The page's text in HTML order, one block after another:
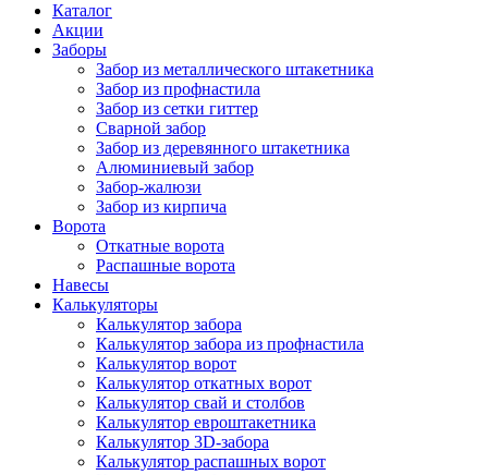
Каталог
Акции
Заборы
Забор из металлического штакетника
Забор из профнастила
Забор из сетки гиттер
Сварной забор
Забор из деревянного штакетника
Алюминиевый забор
Забор-жалюзи
Забор из кирпича
Ворота
Откатные ворота
Распашные ворота
Навесы
Калькуляторы
Калькулятор забора
Калькулятор забора из профнастила
Калькулятор ворот
Калькулятор откатных ворот
Калькулятор свай и столбов
Калькулятор евроштакетника
Калькулятор 3D-забора
Калькулятор распашных ворот